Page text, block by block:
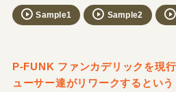
Sample1 Sample2
P-FUNK ファンカデリックを現
ューサー達がリワークするとい